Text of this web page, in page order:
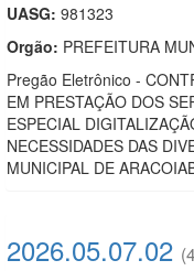
UASG: 981323
Orgão: PREFEITURA
Pregão Eletrônico -
EM PRESTAÇÃO DOS
ESPECIAL
NECESSIDADES DAS
MUNICIPAL DE
2026.05.07.02